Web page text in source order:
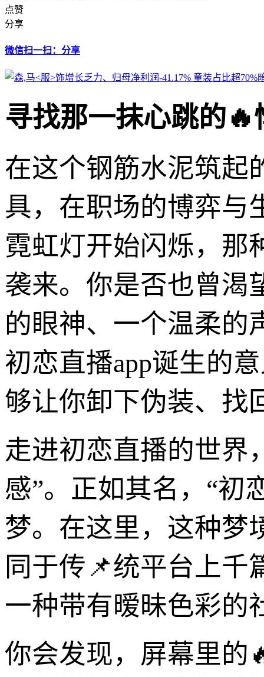
点赞
分享
微信扫一扫：分享
寻找那一抹心跳的
在这个钢筋水泥筑起
具，在职场的博弈与
霓虹灯开始闪烁，那
袭来。你是否也曾渴
的眼神、一个温柔的
初恋直播app诞生的
够让你卸下伪装、找
走进初恋直播的世界
感”。正如其名，“初
梦。在这里，这种梦
同于传📌统平台上千
一种带有暧昧色彩的
你会发现，屏幕里的